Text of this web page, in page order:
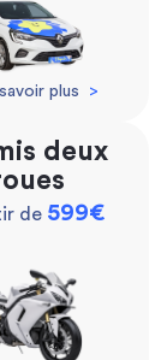
plus >
deux
de 599€